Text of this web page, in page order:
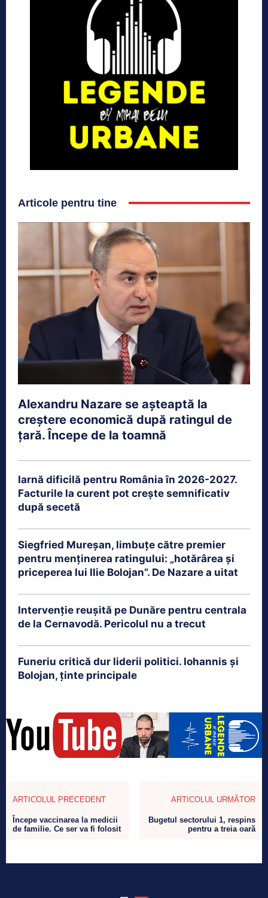
Articole pentru tine
Alexandru Nazare se așteaptă la
creștere economică după ratingul de
țară. Începe de la toamnă
Iarnă dificilă pentru România în 2026-2027.
Facturile la curent pot crește semnificativ
după secetă
Siegfried Mureșan, limbuțe către premier
pentru menținerea ratingului: „hotărârea și
priceperea lui Ilie Bolojan”. De Nazare a uitat
Intervenție reușită pe Dunăre pentru centrala
de la Cernavodă. Pericolul nu a trecut
Funeriu critică dur liderii politici. Iohannis și
Bolojan, ținte principale
ARTICOLUL PRECEDENT
Începe vaccinarea la medicii
de familie. Ce ser va fi folosit
ARTICOLUL URMĂTOR
Bugetul sectorului 1, respins
pentru a treia oară